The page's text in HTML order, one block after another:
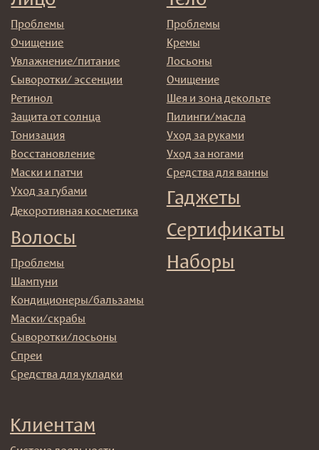
Подписаться
E-mail
→
Отправляя адрес электронной почты вы соглашаетесь
с политикой в отношении обработки персональных
данных
© 2025 Institute Store